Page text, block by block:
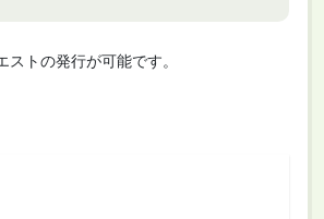
トの発行が可能です。